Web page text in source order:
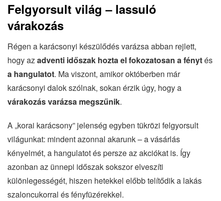
Felgyorsult világ – lassuló
várakozás
Régen a karácsonyi készülődés varázsa abban rejlett,
hogy azadventi időszak hozta el fokozatosan a fénytés
a hangulatot. Ma viszont, amikor októberben már
karácsonyi dalok szólnak, sokan érzik úgy, hogy a
várakozás varázsa megszűnik.
A „korai karácsony” jelenség egyben tükrözi felgyorsult
világunkat: mindent azonnal akarunk – a vásárlás
kényelmét, a hangulatot és persze az akciókat is. Így
azonban az ünnepi időszak sokszor elveszíti
különlegességét, hiszen hetekkel előbb telítődik a lakás
szaloncukorral és fényfüzérekkel.